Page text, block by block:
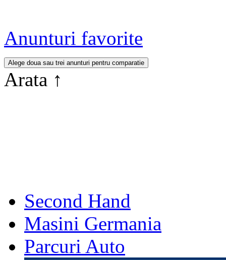
Anunturi favorite
Arata ↑
Second Hand
Masini Germania
Parcuri Auto